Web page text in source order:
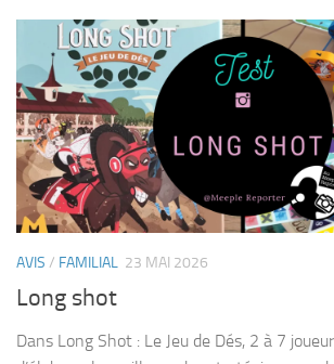
AVIS / FAMILIAL 23 MAI 2026
Long shot
Dans Long Shot : Le Jeu de Dés, 2 à 7